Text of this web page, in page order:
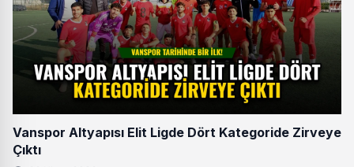
Vanspor Altyapısı Elit Ligde Dört Kategoride Zirveye
Çıktı